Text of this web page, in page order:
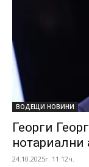
ВОДЕЩИ НОВИНИ
Георги
нотариални
24.10.2025г. 11:12ч.